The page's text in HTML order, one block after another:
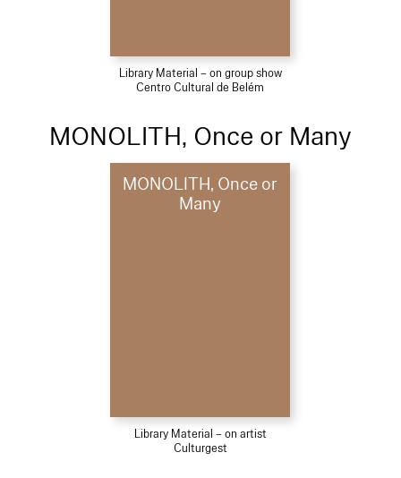
Library Material – on group show
Centro Cultural de Belém
MONOLITH, Once or Many
MONOLITH, Once or
Many
Library Material – on artist
Culturgest